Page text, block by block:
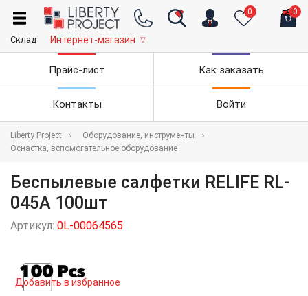
0 0
Склад Интернет-магазин ▽
Прайс-лист Как заказать
Контакты Войти
Liberty Project
Оборудование, инструменты
Оснастка, вспомогательное оборудование
Беспылевые салфетки RELIFE RL-
045A 100шт
Артикул: 0L-00064565
Добавить в избранное